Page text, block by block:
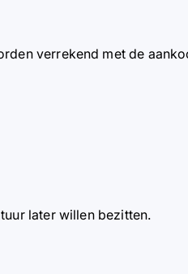
verrekend met de
later willen bezitten.